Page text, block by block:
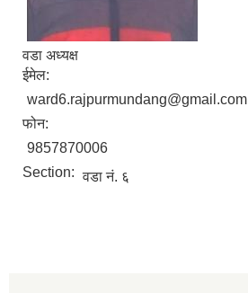
वडा अध्यक्ष
ईमेल:
ward6.rajpurmundang@gmail.com
फोन:
9857870006
Section: वडा नं. ६